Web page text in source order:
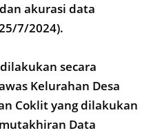
akurasi data
7/2024).
secara
Kelurahan Desa
Coklit yang dilakukan
Data